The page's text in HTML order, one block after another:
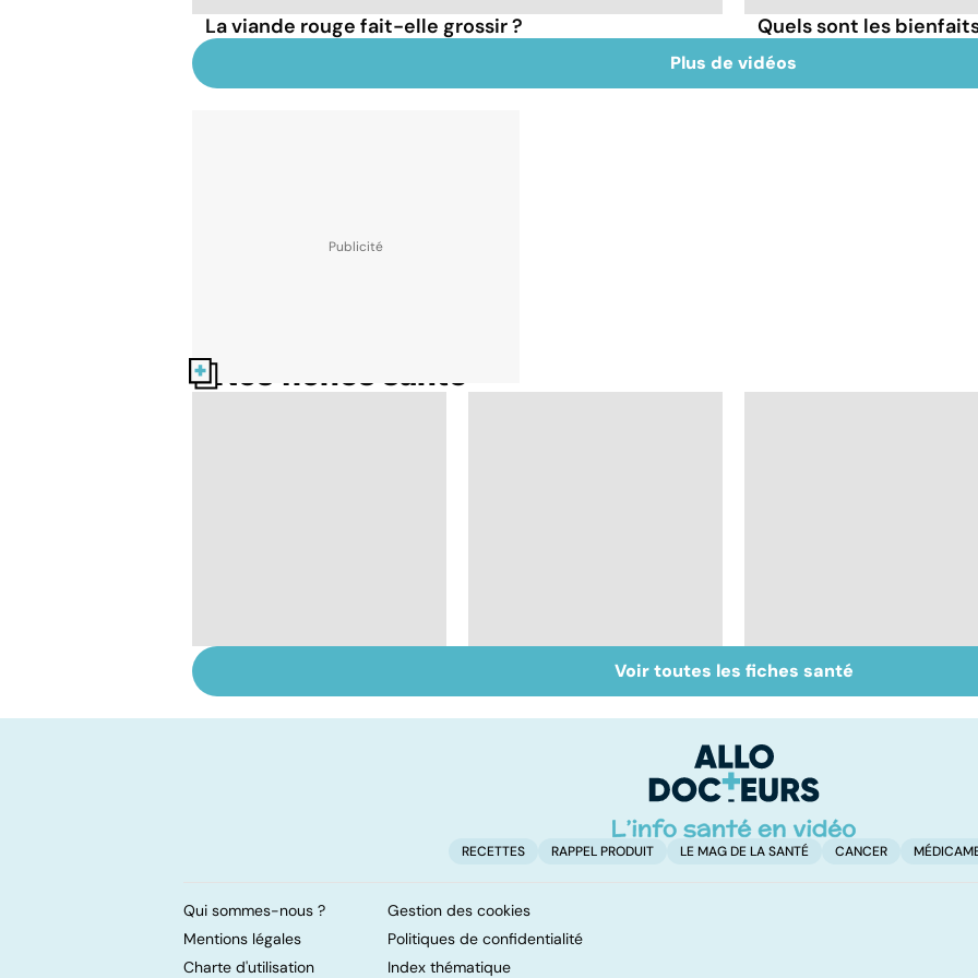
La viande rouge fait-elle grossir ? Quels sont les
Plus de vidéos
Nos fiches santé
infections
Inflammation des
amygdales : que faire
Suicide : prévenir le
passage à l'acte
Voir toutes les fiches santé
RECETTES RAPPEL PRODUIT LE MAG DE LA SANTÉ CANCER
Qui sommes-nous ?
Gestion des cookies
Mentions légales
Politiques de confidentialité
Charte d'utilisation
Index thématique